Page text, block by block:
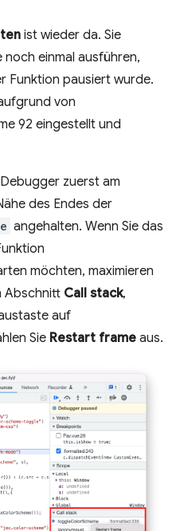
ist wieder da. Sie
einmal ausführen,
Funktion pausiert wurde.
von
92 eingestellt und
zuerst am
des Endes der
angehalten. Wenn Sie das
möchten, maximieren
Abschnitt Call stack,
auf
Sie Restart frame aus.